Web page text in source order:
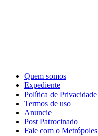
Quem somos
Expediente
Política de Privacidade
Termos de uso
Anuncie
Post Patrocinado
Fale com o Metrópoles